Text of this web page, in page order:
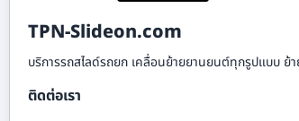
TPN-Slideon.com
บริการรถสไลด์รถยก เคลื่อนย้ายยานยนต์ทุกรูปแบบ ย้
ติดต่อเรา